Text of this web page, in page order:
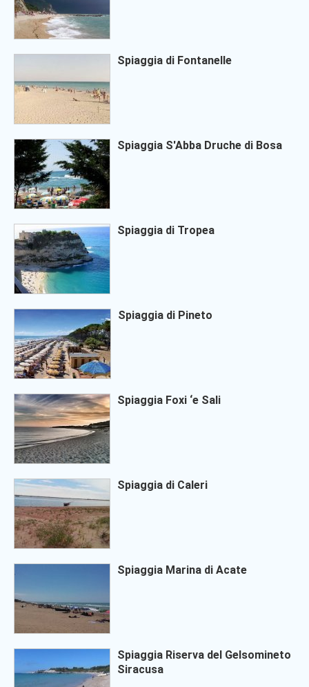
Spiaggia di Fontanelle
Spiaggia S'Abba Druche di Bosa
Spiaggia di Tropea
Spiaggia di Pineto
Spiaggia Foxi ‘e Sali
Spiaggia di Caleri
Spiaggia Marina di Acate
Spiaggia Riserva del Gelsomineto
Siracusa